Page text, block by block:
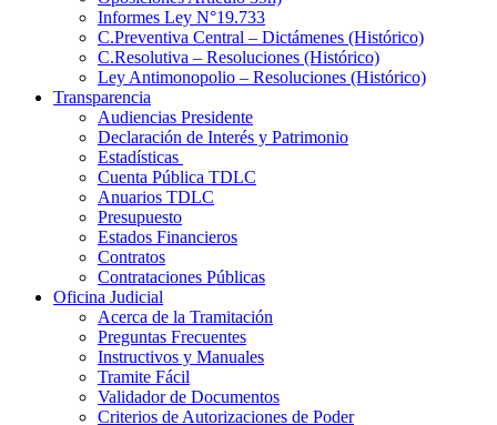
Informes Ley N°19.733
C.Preventiva Central – Dictámenes (Histórico)
C.Resolutiva – Resoluciones (Histórico)
Ley Antimonopolio – Resoluciones (Histórico)
Transparencia
Audiencias Presidente
Declaración de Interés y Patrimonio
Estadísticas
Cuenta Pública TDLC
Anuarios TDLC
Presupuesto
Estados Financieros
Contratos
Contrataciones Públicas
Oficina Judicial
Acerca de la Tramitación
Preguntas Frecuentes
Instructivos y Manuales
Tramite Fácil
Validador de Documentos
Criterios de Autorizaciones de Poder